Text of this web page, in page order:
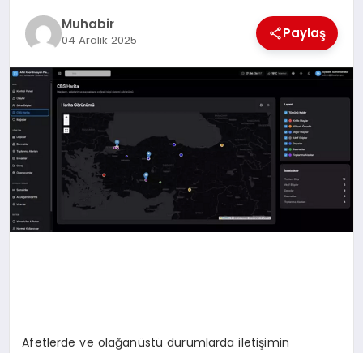
SPOR
MAGAZIN
EGITIM
YAŞAM
Muhabir
04 Aralık 2025 Paylaş
Afetlerde ve olağanüstü durumlarda iletişimin